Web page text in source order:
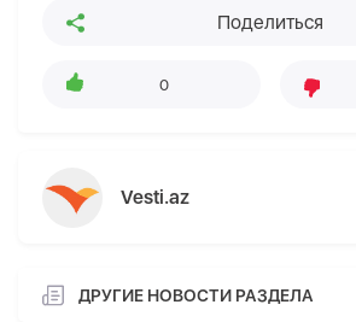
Поделиться
0
Vesti.az
ДРУГИЕ НОВОСТИ РАЗДЕЛА